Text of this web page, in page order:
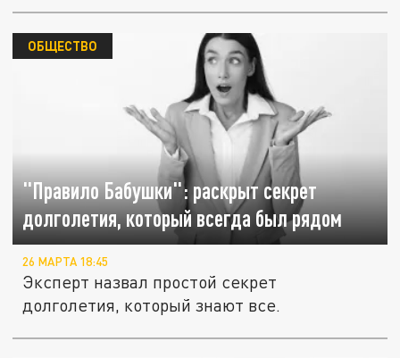
"Правило Бабушки": раскрыт секрет
долголетия, который всегда был рядом
ОБЩЕСТВО
26 МАРТА 18:45
Эксперт назвал простой секрет
долголетия, который знают все.